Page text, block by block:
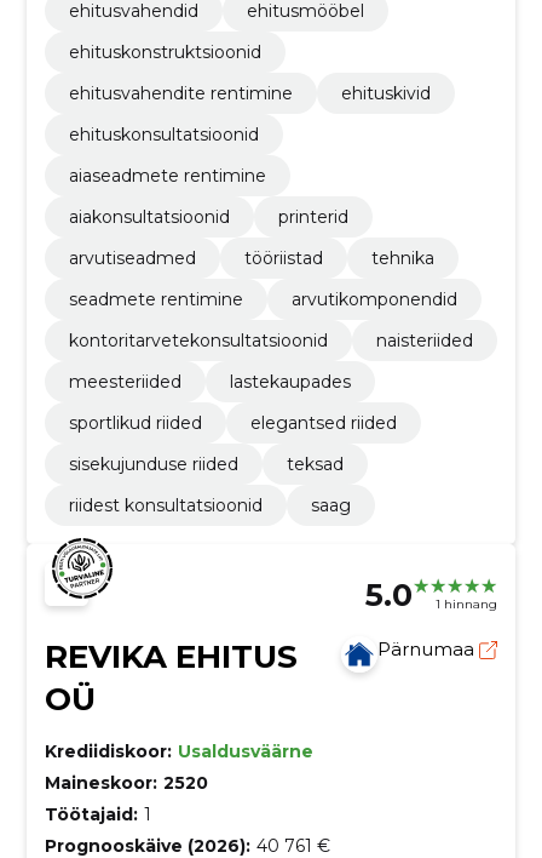
ehitusvahendid
ehitusmööbel
ehituskonstruktsioonid
ehitusvahendite rentimine
ehituskivid
ehituskonsultatsioonid
aiaseadmete rentimine
aiakonsultatsioonid
printerid
arvutiseadmed
tööriistad
tehnika
seadmete rentimine
arvutikomponendid
kontoritarvetekonsultatsioonid
naisteriided
meesteriided
lastekaupades
sportlikud riided
elegantsed riided
sisekujunduse riided
teksad
riidest konsultatsioonid
saag
5.0 1 hinnang
REVIKA EHITUS
OÜ
Pärnumaa
Krediidiskoor: Usaldusväärne
Maineskoor: 2520
Töötajaid: 1
Prognooskäive (2026): 40 761 €